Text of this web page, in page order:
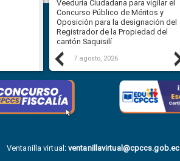
Previous
a
de la
Veeduría Ciudadana para vigilar el
Concurso Público de Méritos y
Oposición para la designación del
Registrador de la Propiedad del
cantón Saquisilí
7 agosto, 2026
virtual:ventanillavirtual@cpccs.gob.ec